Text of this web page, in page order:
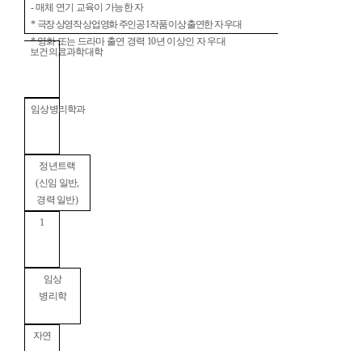
-매체 연기 교육이 가능한 자
* 극장 상영작 상업영화 주인공1작품 이상 출연한 자 우대
*영화 또는 드라마 출연 경력 10년 이상인 자 우대
보건의료과학대학
임상병리학과
정년트랙
(신임 일반,
경력 일반)
1
임상
병리학
자연